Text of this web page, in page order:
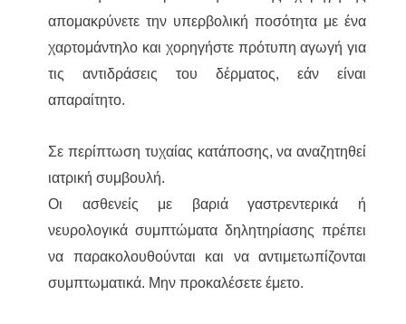
απομακρύνετε την υπερβολική ποσότητα με ένα
χαρτομάντηλο και χορηγήστε πρότυπη αγωγή για
τις αντιδράσεις του δέρματος, εάν είναι
απαραίτητο.
Σε περίπτωση τυχαίας κατάποσης, να αναζητηθεί
ιατρική συμβουλή.
Οι ασθενείς με βαριά γαστρεντερικά ή
νευρολογικά συμπτώματα δηλητηρίασης πρέπει
να παρακολουθούνται και να αντιμετωπίζονται
συμπτωματικά. Μην προκαλέσετε έμετο.